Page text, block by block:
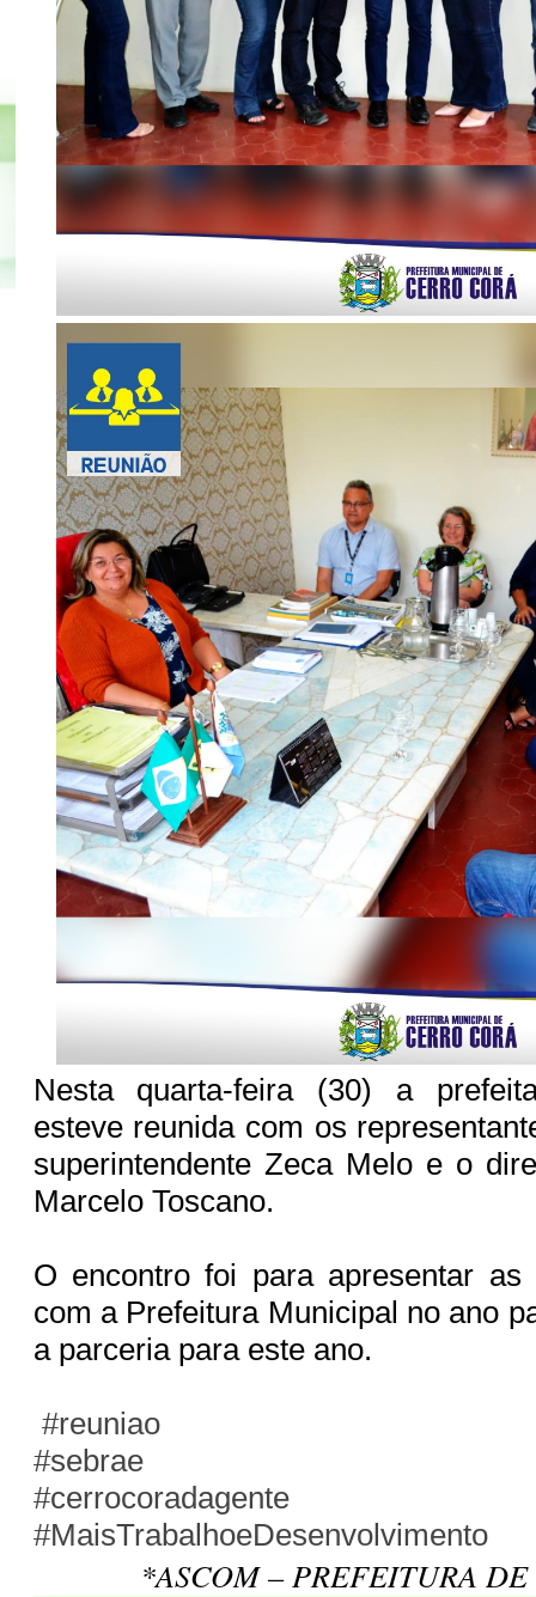
Nesta quarta-feira (30) a
esteve reunida com os
superintendente Zeca Melo e o
Marcelo Toscano.
O encontro foi para apresentar as
com a Prefeitura Municipal no ano
a parceria para este ano.
#reuniao
#sebrae
#cerrocoradagente
#MaisTrabalhoeDesenvolvimento
*ASCOM – PREFEITURA DE